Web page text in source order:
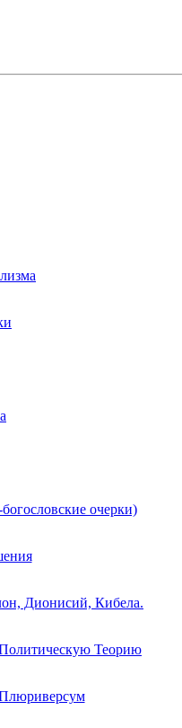
очерки)
Дионисий, Кибела.
Теорию